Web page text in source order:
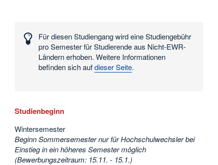
und
Für diesen Studiengang wird eine Studiengebühr
pro Semester für Studierende aus Nicht-EWR-
Ländern erhoben. Weitere Informationen
befinden sich aufdieser Seite.
Studienbeginn
Wintersemester
Beginn Sommersemester nur für Hochschulwechsler bei
Einstieg in ein höheres Semester möglich
(Bewerbungszeitraum: 15.11. - 15.1.)